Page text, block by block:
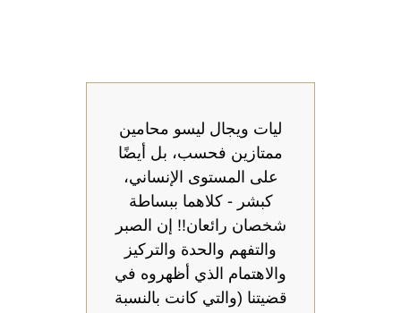
ليات ويجال ليسو محامين
ممتازين فحسب، بل أيضًا
على المستوى الإنساني،
كبشر - كلاهما ببساطة
شخصان رائعان!! إن الصبر
والتفهم والحدة والتركيز
والاهتمام الذي أظهروه في
قضيتنا (والتي كانت بالنسبة